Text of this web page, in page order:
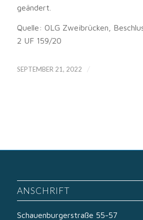
geändert.
Quelle: OLG Zweibrücken,
2 UF 159/20
SEPTEMBER 21, 2022 /
ANSCHRIFT
Schauenburgerstraße 55-57